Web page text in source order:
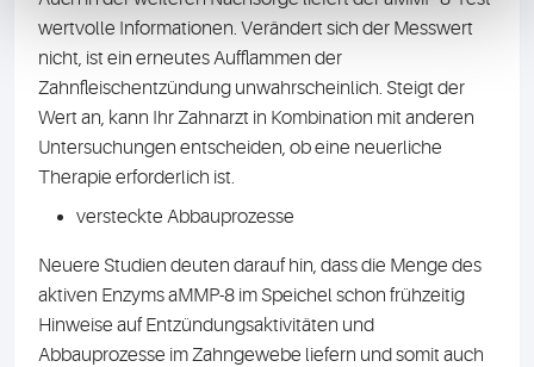
wertvolle Informationen. Verändert sich der Messwert
nicht, ist ein erneutes Aufflammen der
Zahnfleischentzündung unwahrscheinlich. Steigt der
Wert an, kann Ihr Zahnarzt in Kombination mit anderen
Untersuchungen entscheiden, ob eine neuerliche
Therapie erforderlich ist.
versteckte Abbauprozesse
Neuere Studien deuten darauf hin, dass die Menge des
aktiven Enzyms aMMP-8 im Speichel schon frühzeitig
Hinweise auf Entzündungsaktivitäten und
Abbauprozesse im Zahngewebe liefern und somit auch